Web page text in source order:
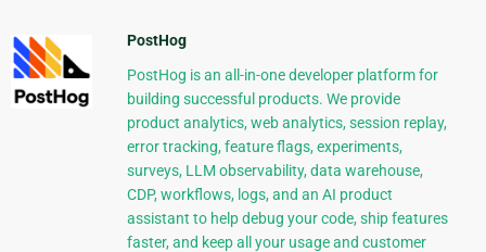
PostHog
PostHog is an all-in-one developer platform for
building successful products. We provide
product analytics, web analytics, session replay,
error tracking, feature flags, experiments,
surveys, LLM observability, data warehouse,
CDP, workflows, logs, and an AI product
assistant to help debug your code, ship features
faster, and keep all your usage and customer